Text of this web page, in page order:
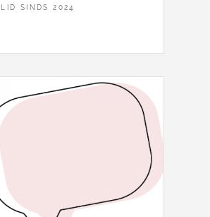
LID SINDS 2024